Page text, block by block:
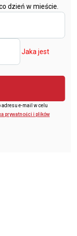
dzień w mieście.
Jaka jest
e-mail w celu
prywatności i plików